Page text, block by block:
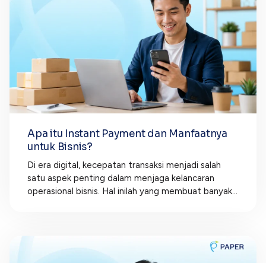
Apa itu Instant Payment dan Manfaatnya
untuk Bisnis?
Di era digital, kecepatan transaksi menjadi salah
satu aspek penting dalam menjaga kelancaran
operasional bisnis. Hal inilah yang membuat banyak...